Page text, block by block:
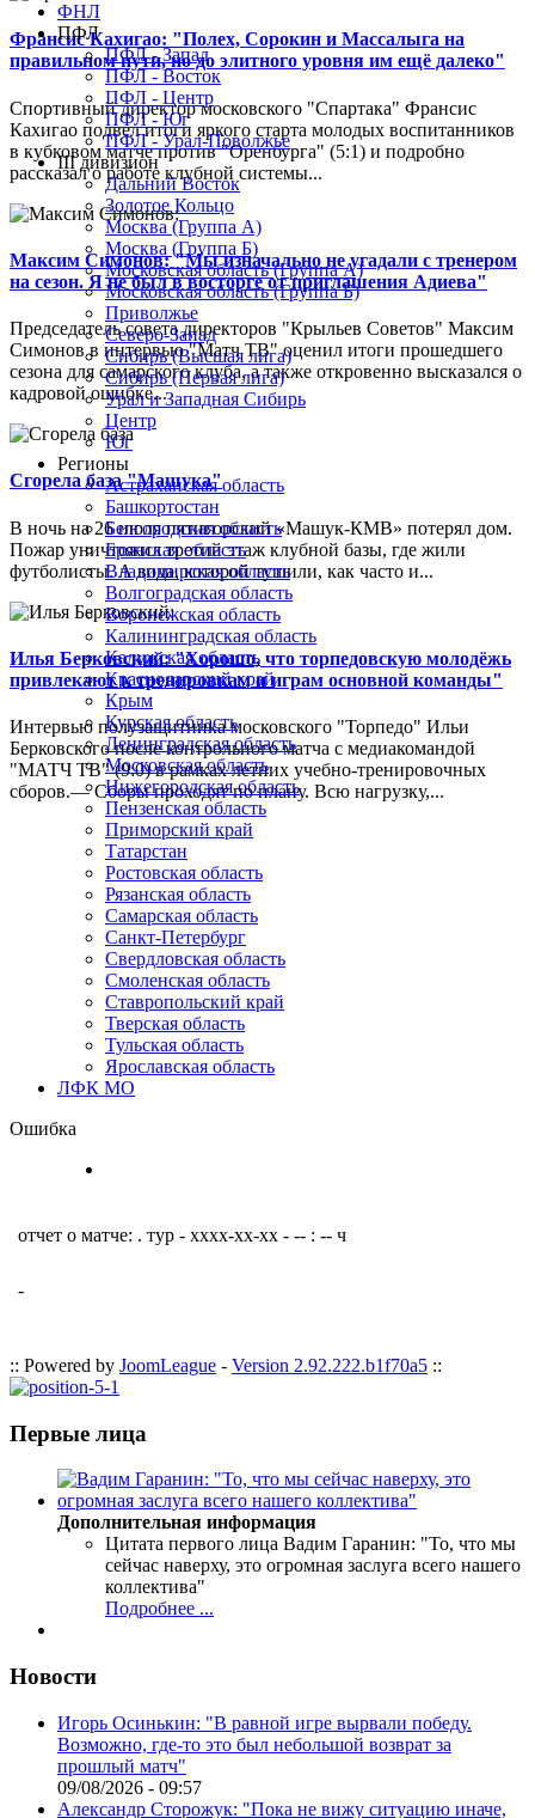
Франсис Кахигао: "Полех, Сорокин и Массалыга на
правильном пути, но до элитного уровня им ещё далеко"
Спортивный директор московского "Спартака" Франсис
Кахигао подвел итоги яркого старта молодых воспитанников
в кубковом матче против "Оренбурга" (5:1) и подробно
рассказал о работе клубной системы...
Максим Симонов: "Мы изначально не угадали с тренером
на сезон. Я не был в восторге от приглашения Адиева"
Председатель совета директоров "Крыльев Советов" Максим
Симонов в интервью "Матч ТВ" оценил итоги прошедшего
сезона для самарского клуба, а также откровенно высказался о
кадровой ошибке...
Сгорела база "Машука"
В ночь на 26 июля пятигорский «Машук-КМВ» потерял дом.
Пожар уничтожил третий этаж клубной базы, где жили
футболисты. А вода, которой тушили, как часто и...
Илья Берковский: "Хорошо, что торпедовскую молодёжь
привлекают к тренировкам и играм основной команды"
Интервью полузащитника московского "Торпедо" Ильи
Берковского после контрольного матча с медиакомандой
"МАТЧ ТВ" (9:0) в рамках летних учебно-тренировочных
сборов.— Сборы проходят по плану. Всю нагрузку,...
ФНЛ
ПФЛ
ПФЛ - Запад
ПФЛ - Восток
ПФЛ - Центр
ПФЛ - Юг
ПФЛ - Урал-Поволжье
III дивизион
Дальний Восток
Золотое Кольцо
Москва (Группа А)
Москва (Группа Б)
Московская область (Группа А)
Московская область (Группа Б)
Приволжье
Северо-Запад
Сибирь (Высшая лига)
Сибирь (Первая лига)
Урал и Западная Сибирь
Центр
Юг
Регионы
Астраханская область
Башкортостан
Белгородская область
Брянская область
Владимирская область
Волгоградская область
Воронежская область
Калининградская область
Калужская область
Краснодарский край
Крым
Курская область
Ленинградская область
Московская область
Нижегородская область
Пензенская область
Приморский край
Татарстан
Ростовская область
Рязанская область
Самарская область
Санкт-Петербург
Свердловская область
Смоленская область
Ставропольский край
Тверская область
Тульская область
Ярославская область
ЛФК МО
Ошибка
отчет о матче: . тур - xxxx-xx-xx - -- : -- ч
-
:: Powered by JoomLeague - Version 2.92.222.b1f70a5 ::
Первые лица
Дополнительная информация
Цитата первого лица Вадим Гаранин: "То, что мы
сейчас наверху, это огромная заслуга всего нашего
коллектива"
Подробнее ...
Новости
Игорь Осинькин: "В равной игре вырвали победу.
Возможно, где-то это был небольшой возврат за
прошлый матч"
09/08/2026 - 09:57
Александр Сторожук: "Пока не вижу ситуацию иначе,